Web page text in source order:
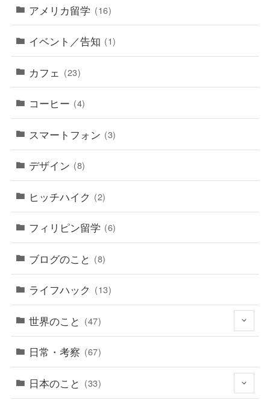
アメリカ留学 (16)
イベント／告知 (1)
カフェ (23)
コーヒー (4)
スマートフォン (3)
デザイン (8)
ヒッチハイク (2)
フィリピン留学 (6)
ブログのこと (8)
ライフハック (13)
世界のこと (47)
日常・考察 (67)
日本のこと (33)